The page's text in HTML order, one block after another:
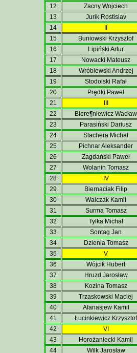
12
Zacny Wojciech
13
Jurik Rostislav
14
15
Buniowski Krzysztof
16
Lipiński Artur
17
Nowacki Mateusz
18
Wróblewski Andrzej
19
Stodolski Rafał
20
Prędki Paweł
21
22
Biere¶niewicz Wacław
23
Parasiński Dariusz
24
Stachera Michał
25
Pichnar Aleksander
26
Zagdański Paweł
27
Wolanin Tomasz
28
IV
29
Biernaciak Filip
30
Walczak Kamil
31
Surma Tomasz
32
Tylka Michał
33
Sontag Jan
34
Dzienia Tomasz
35
V
36
Wójcik Hubert
37
Hruzd Jarosław
38
Kozina Tomasz
39
Trzaskowski Maciej
40
Afanasjew Kamil
41
Łucinkiewicz Krzysztof
42
VI
43
Horożaniecki Kamil
44
Wilk Jarosław